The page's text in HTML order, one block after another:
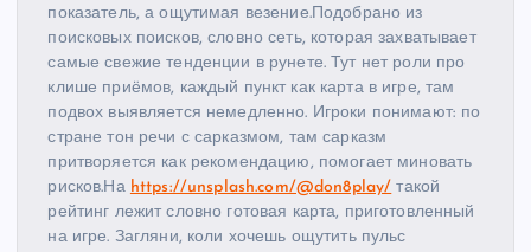
показатель, а ощутимая везение.Подобрано из
поисковых поисков, словно сеть, которая захватывает
самые свежие тенденции в рунете. Тут нет роли про
клише приёмов, каждый пункт как карта в игре, там
подвох выявляется немедленно. Игроки понимают: по
стране тон речи с сарказмом, там сарказм
притворяется как рекомендацию, помогает миновать
рисков.На https://unsplash.com/@don8play/ такой
рейтинг лежит словно готовая карта, приготовленный
на игре. Загляни, коли хочешь ощутить пульс